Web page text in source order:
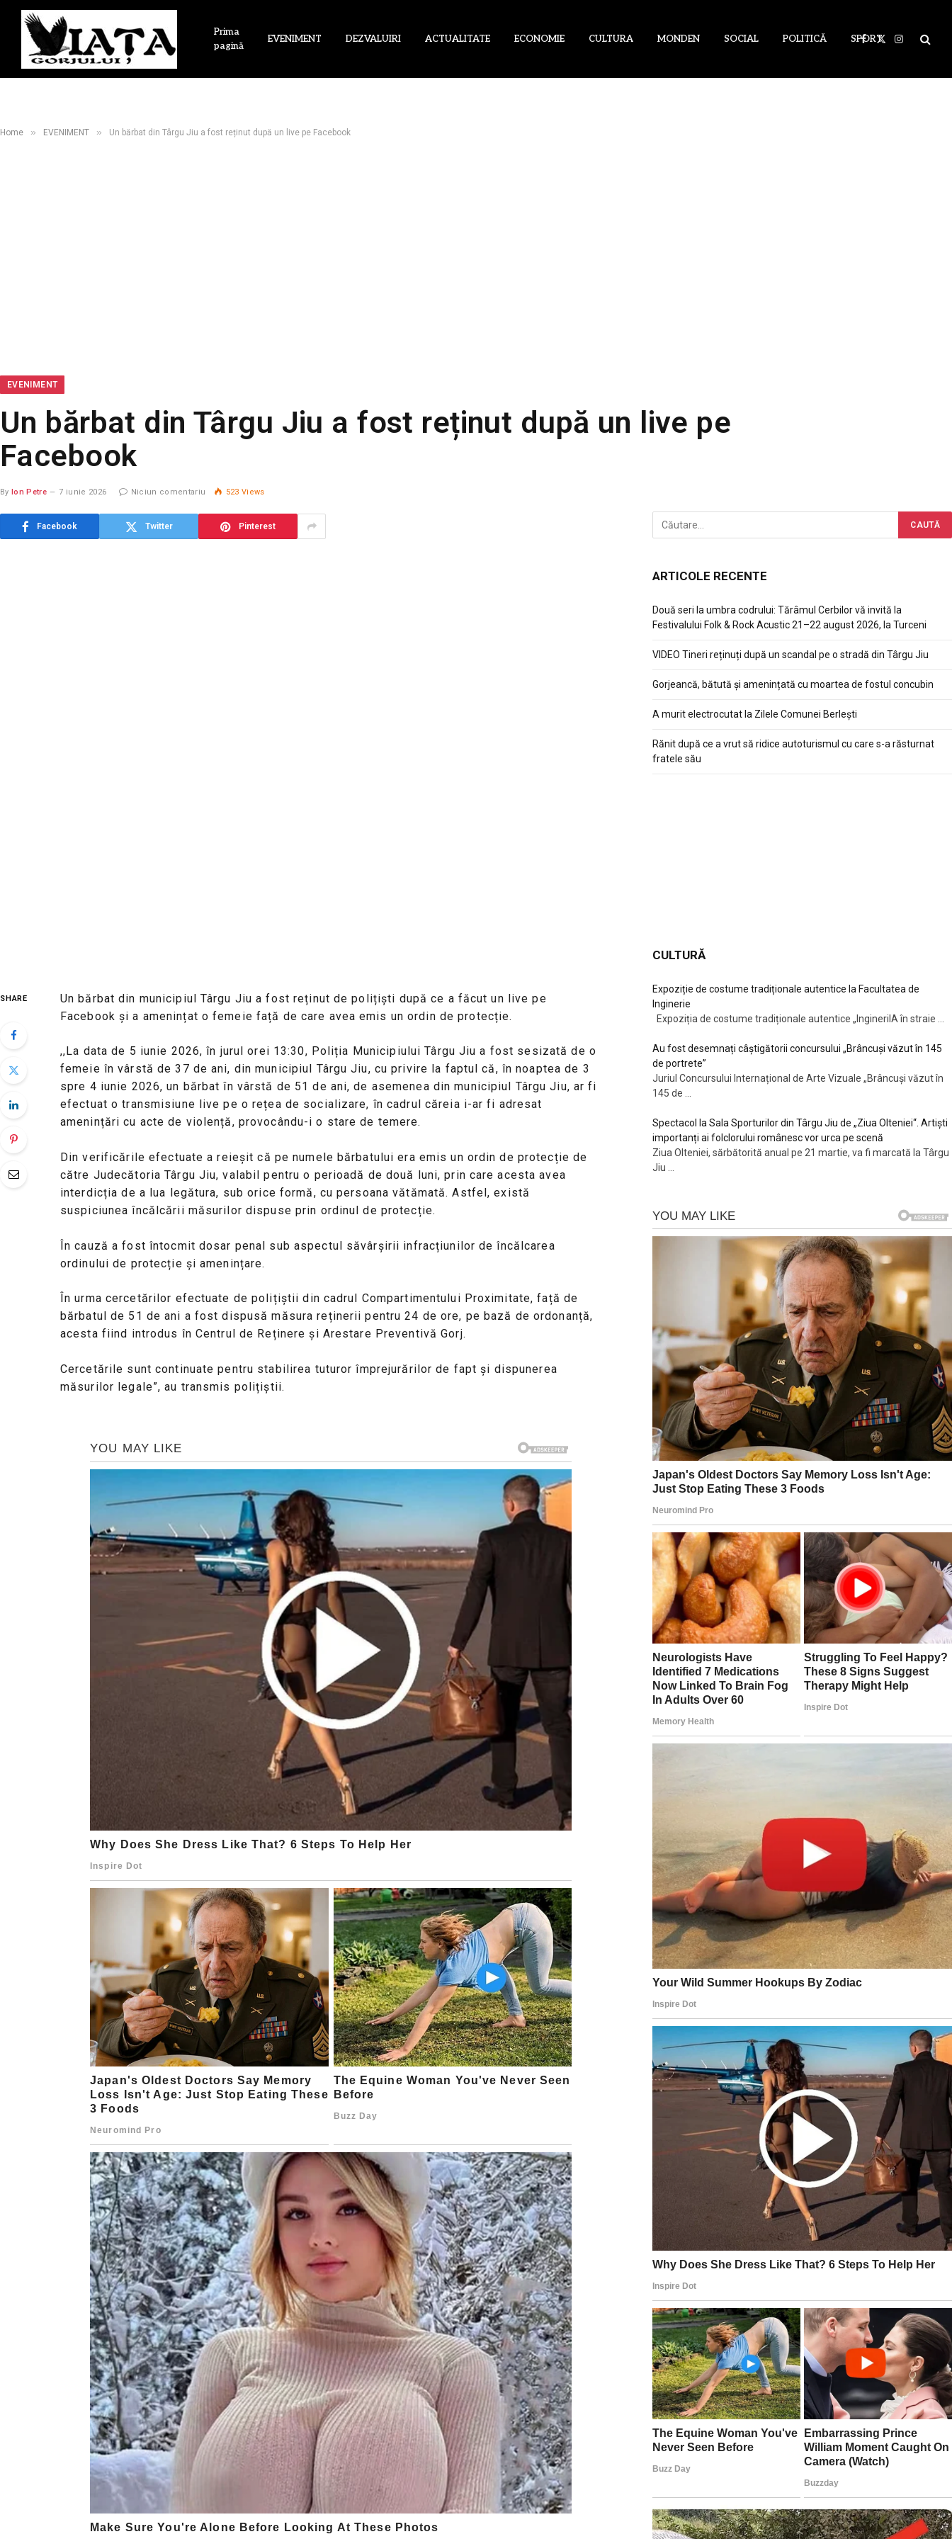
Prima
pagină
EVENIMENT DEZVALUIRI ACTUALITATE ECONOMIE CULTURA MONDEN SOCIAL POLITICĂ SPORT
Facebook
X
Instagram
Home » EVENIMENT » Un bărbat din Târgu Jiu a fost reținut după un live pe Facebook
EVENIMENT
Un bărbat din Târgu Jiu a fost reținut după un live pe
Facebook
By Ion Petre 7 iunie 2026 Niciun comentariu 523 Views
Facebook Twitter Pinterest
SHARE
Un bărbat din municipiul Târgu Jiu a fost reținut de polițiști după ce a făcut un live pe
Facebook și a amenințat o femeie față de care avea emis un ordin de protecție.
,,La data de 5 iunie 2026, în jurul orei 13:30, Poliția Municipiului Târgu Jiu a fost sesizată de o
femeie în vârstă de 37 de ani, din municipiul Târgu Jiu, cu privire la faptul că, în noaptea de 3
spre 4 iunie 2026, un bărbat în vârstă de 51 de ani, de asemenea din municipiul Târgu Jiu, ar fi
efectuat o transmisiune live pe o rețea de socializare, în cadrul căreia i-ar fi adresat
amenințări cu acte de violență, provocându-i o stare de temere.
Din verificările efectuate a reieșit că pe numele bărbatului era emis un ordin de protecție de
către Judecătoria Târgu Jiu, valabil pentru o perioadă de două luni, prin care acesta avea
interdicția de a lua legătura, sub orice formă, cu persoana vătămată. Astfel, există
suspiciunea încălcării măsurilor dispuse prin ordinul de protecție.
În cauză a fost întocmit dosar penal sub aspectul săvârșirii infracțiunilor de încălcarea
ordinului de protecție și amenințare.
În urma cercetărilor efectuate de polițiștii din cadrul Compartimentului Proximitate, față de
bărbatul de 51 de ani a fost dispusă măsura reținerii pentru 24 de ore, pe bază de ordonanță,
acesta fiind introdus în Centrul de Reținere și Arestare Preventivă Gorj.
Cercetările sunt continuate pentru stabilirea tuturor împrejurărilor de fapt și dispunerea
măsurilor legale”, au transmis polițiștii.
ARTICOLE RECENTE
Două seri la umbra codrului: Tărâmul Cerbilor vă invită la
Festivalului Folk & Rock Acustic 21–22 august 2026, la Turceni
VIDEO Tineri reținuți după un scandal pe o stradă din Târgu Jiu
Gorjeancă, bătută și amenințată cu moartea de fostul concubin
A murit electrocutat la Zilele Comunei Berlești
Rănit după ce a vrut să ridice autoturismul cu care s-a răsturnat
fratele său
CULTURĂ
Expoziție de costume tradiționale autentice la Facultatea de
Inginerie
Expoziția de costume tradiționale autentice „IngineriIA în straie
Au fost desemnați câștigătorii concursului „Brâncuși văzut în 145
de portrete”
Juriul Concursului Internațional de Arte Vizuale „Brâncuși văzut în
145 de
Spectacol la Sala Sporturilor din Târgu Jiu de „Ziua Olteniei“. Artiști
importanți ai folclorului românesc vor urca pe scenă
Ziua Olteniei, sărbătorită anual pe 21 martie, va fi marcată la Târgu
Jiu